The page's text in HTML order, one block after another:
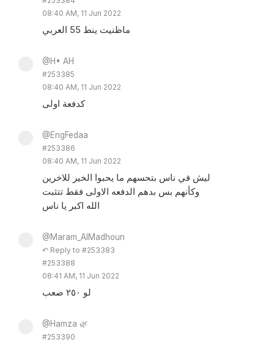
08:40 AM, 11 Jun 2022
ماظنيت ينط 55 العربي
@H• AH
#253385
08:40 AM, 11 Jun 2022
كدفعة اولى
@EngFedaa
#253386
08:40 AM, 11 Jun 2022
ليش في ناس بتحسهم ما يحبوا الخير للاخرين
وكأنهم بس بدهم الدفعه الاولى فقط تتثبت
الله اكبر يا ناس
@Maram_AlMadhoun
↶ Reply to #253383
#253388
08:41 AM, 11 Jun 2022
لو ٢٥٠ صعب
@Hamza 🌿
#253390